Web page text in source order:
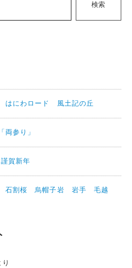
検索
はにわロード 風土記の丘
参り」
賀新年
石割桜 烏帽子岩 岩手 毛越
り